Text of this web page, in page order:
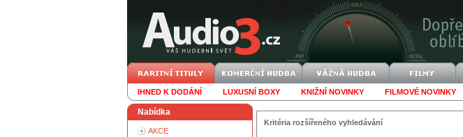
IHNED K DODÁNÍ LUXUSNÍ BOXY KNIŽNÍ NOVINKY FILMOVÉ NOVINKY
Nabídka
AKCE
Kritéria rozšířeného vyhledávání